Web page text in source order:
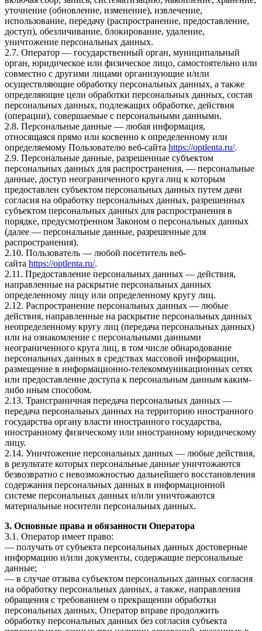
уточнение (обновление, изменение), извлечение,
использование, передачу (распространение, предоставление,
доступ), обезличивание, блокирование, удаление,
уничтожение персональных данных.
2.7. Оператор — государственный орган, муниципальный
орган, юридическое или физическое лицо, самостоятельно или
совместно с другими лицами организующие и/или
осуществляющие обработку персональных данных, а также
определяющие цели обработки персональных данных, состав
персональных данных, подлежащих обработке, действия
(операции), совершаемые с персональными данными.
2.8. Персональные данные — любая информация,
относящаяся прямо или косвенно к определенному или
определяемому Пользователю веб-сайта https://optlenta.ru/.
2.9. Персональные данные, разрешенные субъектом
персональных данных для распространения, — персональные
данные, доступ неограниченного круга лиц к которым
предоставлен субъектом персональных данных путем дачи
согласия на обработку персональных данных, разрешенных
субъектом персональных данных для распространения в
порядке, предусмотренном Законом о персональных данных
(далее — персональные данные, разрешенные для
распространения).
2.10. Пользователь — любой посетитель веб-
сайта https://optlenta.ru/.
2.11. Предоставление персональных данных — действия,
направленные на раскрытие персональных данных
определенному лицу или определенному кругу лиц.
2.12. Распространение персональных данных — любые
действия, направленные на раскрытие персональных данных
неопределенному кругу лиц (передача персональных данных)
или на ознакомление с персональными данными
неограниченного круга лиц, в том числе обнародование
персональных данных в средствах массовой информации,
размещение в информационно-телекоммуникационных сетях
или предоставление доступа к персональным данным каким-
либо иным способом.
2.13. Трансграничная передача персональных данных —
передача персональных данных на территорию иностранного
государства органу власти иностранного государства,
иностранному физическому или иностранному юридическому
лицу.
2.14. Уничтожение персональных данных — любые действия,
в результате которых персональные данные уничтожаются
безвозвратно с невозможностью дальнейшего восстановления
содержания персональных данных в информационной
системе персональных данных и/или уничтожаются
материальные носители персональных данных.
3. Основные права и обязанности Оператора
3.1. Оператор имеет право:
— получать от субъекта персональных данных достоверные
информацию и/или документы, содержащие персональные
данные;
— в случае отзыва субъектом персональных данных согласия
на обработку персональных данных, а также, направления
обращения с требованием о прекращении обработки
персональных данных, Оператор вправе продолжить
обработку персональных данных без согласия субъекта